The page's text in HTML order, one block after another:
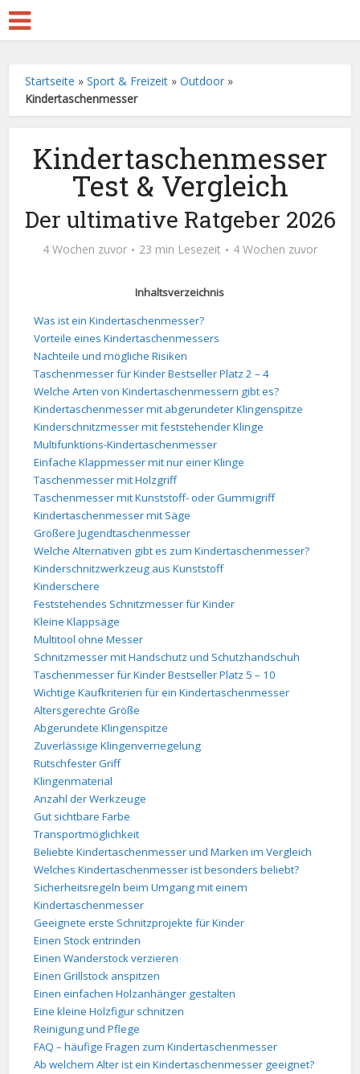
Startseite »Sport & Freizeit »Outdoor »
Kindertaschenmesser
Kindertaschenmesser
Test & Vergleich
Der ultimative Ratgeber 2026
4 Wochen zuvor 23 min Lesezeit 4 Wochen zuvor
Inhaltsverzeichnis
Was ist ein Kindertaschenmesser?
Vorteile eines Kindertaschenmessers
Nachteile und mögliche Risiken
Taschenmesser für Kinder Bestseller Platz 2 – 4
Welche Arten von Kindertaschenmessern gibt es?
Kindertaschenmesser mit abgerundeter Klingenspitze
Kinderschnitzmesser mit feststehender Klinge
Multifunktions-Kindertaschenmesser
Einfache Klappmesser mit nur einer Klinge
Taschenmesser mit Holzgriff
Taschenmesser mit Kunststoff- oder Gummigriff
Kindertaschenmesser mit Säge
Größere Jugendtaschenmesser
Welche Alternativen gibt es zum Kindertaschenmesser?
Kinderschnitzwerkzeug aus Kunststoff
Kinderschere
Feststehendes Schnitzmesser für Kinder
Kleine Klappsäge
Multitool ohne Messer
Schnitzmesser mit Handschutz und Schutzhandschuh
Taschenmesser für Kinder Bestseller Platz 5 – 10
Wichtige Kaufkriterien für ein Kindertaschenmesser
Altersgerechte Größe
Abgerundete Klingenspitze
Zuverlässige Klingenverriegelung
Rutschfester Griff
Klingenmaterial
Anzahl der Werkzeuge
Gut sichtbare Farbe
Transportmöglichkeit
Beliebte Kindertaschenmesser und Marken im Vergleich
Welches Kindertaschenmesser ist besonders beliebt?
Sicherheitsregeln beim Umgang mit einem
Kindertaschenmesser
Geeignete erste Schnitzprojekte für Kinder
Einen Stock entrinden
Einen Wanderstock verzieren
Einen Grillstock anspitzen
Einen einfachen Holzanhänger gestalten
Eine kleine Holzfigur schnitzen
Reinigung und Pflege
FAQ – häufige Fragen zum Kindertaschenmesser
Ab welchem Alter ist ein Kindertaschenmesser geeignet?